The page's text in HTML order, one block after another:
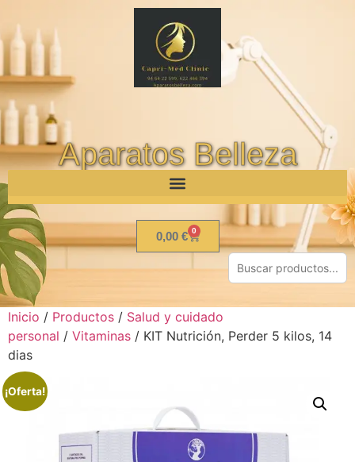
Aparatos Belleza
0,00 € 0
Inicio / Productos / Salud y cuidado
personal / Vitaminas / KIT Nutrición, Perder 5 kilos, 14
dias
¡Oferta!